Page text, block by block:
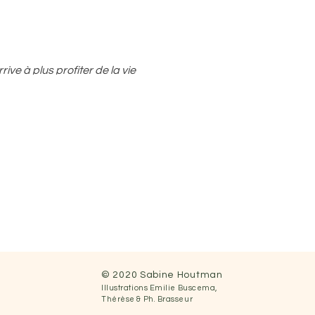
à plus profiter de la vie
de la bienveillance
© 2020 Sabine Houtman
Illustrations Emilie Buscema,
Thérèse & Ph. Brasseur